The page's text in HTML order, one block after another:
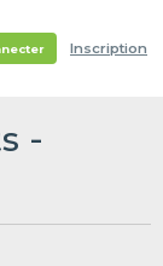
Inscription
-